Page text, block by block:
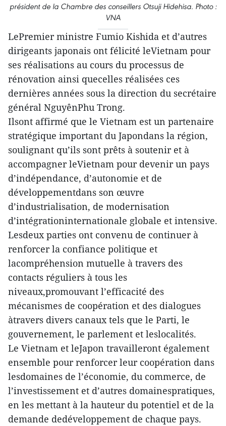
président de la Chambre des conseillers Otsuji Hidehisa. Photo :
VNA
LePremier ministre Fumio Kishida et d’autres
dirigeants japonais ont félicité leVietnam pour
ses réalisations au cours du processus de
rénovation ainsi quecelles réalisées ces
dernières années sous la direction du secrétaire
général NguyênPhu Trong.
Ilsont affirmé que le Vietnam est un partenaire
stratégique important du Japondans la région,
soulignant qu’ils sont prêts à soutenir et à
accompagner leVietnam pour devenir un pays
d’indépendance, d’autonomie et de
développementdans son œuvre
d’industrialisation, de modernisation
d’intégrationinternationale globale et intensive.
Lesdeux parties ont convenu de continuer à
renforcer la confiance politique et
lacompréhension mutuelle à travers des
contacts réguliers à tous les
niveaux,promouvant l’efficacité des
mécanismes de coopération et des dialogues
àtravers divers canaux tels que le Parti, le
gouvernement, le parlement et leslocalités.
Le Vietnam et leJapon travailleront également
ensemble pour renforcer leur coopération dans
lesdomaines de l’économie, du commerce, de
l’investissement et d’autres domainespratiques,
en les mettant à la hauteur du potentiel et de la
demande dedéveloppement de chaque pays.